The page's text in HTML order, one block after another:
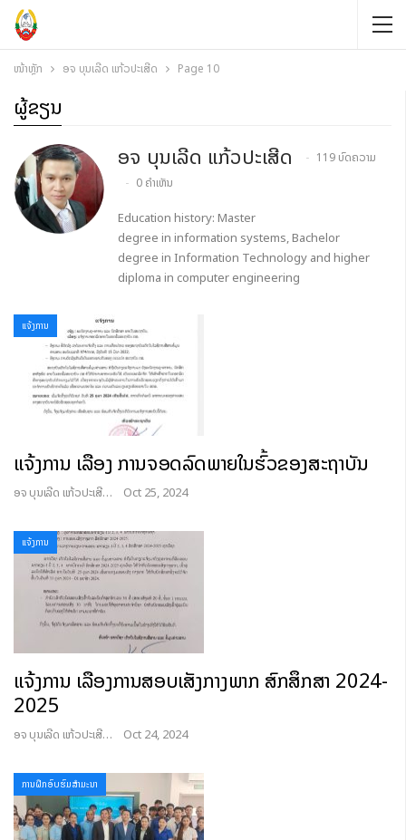
ໜ້າຫຼັກ ອຈ ບຸນເລີດ ແກ້ວປະເສີດ Page 10
ຜູ້ຂຽນ
ອຈ ບຸນເລີດ ແກ້ວປະເສີດ
119 ບົດຄວາມ
0 ຄຳເຫັນ
Education history: Master
degree in information systems, Bachelor
degree in Information Technology and higher
diploma in computer engineering
ແຈ້ງການ
ແຈ້ງການ ເລື່ອງ ການຈອດລົດພາຍໃນຮົ້ວຂອງສະຖາບັນ
ອຈ ບຸນເລີດ ແກ້ວປະເສີດ Oct 25, 2024
ແຈ້ງການ
ແຈ້ງການ ເລື່ອງການສອບເສັງກາງພາກ ສົກສຶກສາ 2024-
2025
ອຈ ບຸນເລີດ ແກ້ວປະເສີດ Oct 24, 2024
ການຝຶກອົບຮົມສໍາມະນາ